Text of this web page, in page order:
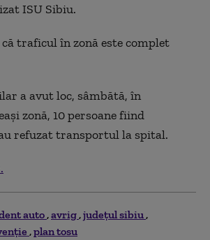
ISU Sibiu.
traficul în zonă este complet
a avut loc, sâmbătă, în
zonă, 10 persoane fiind
refuzat transportul la spital.
auto avrig judeţul sibiu
plan tosu